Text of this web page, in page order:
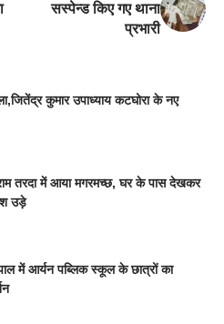
सस्पेन्ड किए गए थाना
प्रभारी
कुमार उपाध्याय कटघोरा के नए
तरदा में आया मगरमच्छ, घर के पास देखकर
उड़े
में आर्यन पब्लिक स्कूल के छात्रों का